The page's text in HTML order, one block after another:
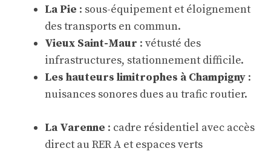
La Pie : sous-équipement et éloignement
des transports en commun.
Vieux Saint-Maur : vétusté des
infrastructures, stationnement difficile.
Les hauteurs limitrophes à Champigny :
nuisances sonores dues au trafic routier.
La Varenne : cadre résidentiel avec accès
direct au RER A et espaces verts